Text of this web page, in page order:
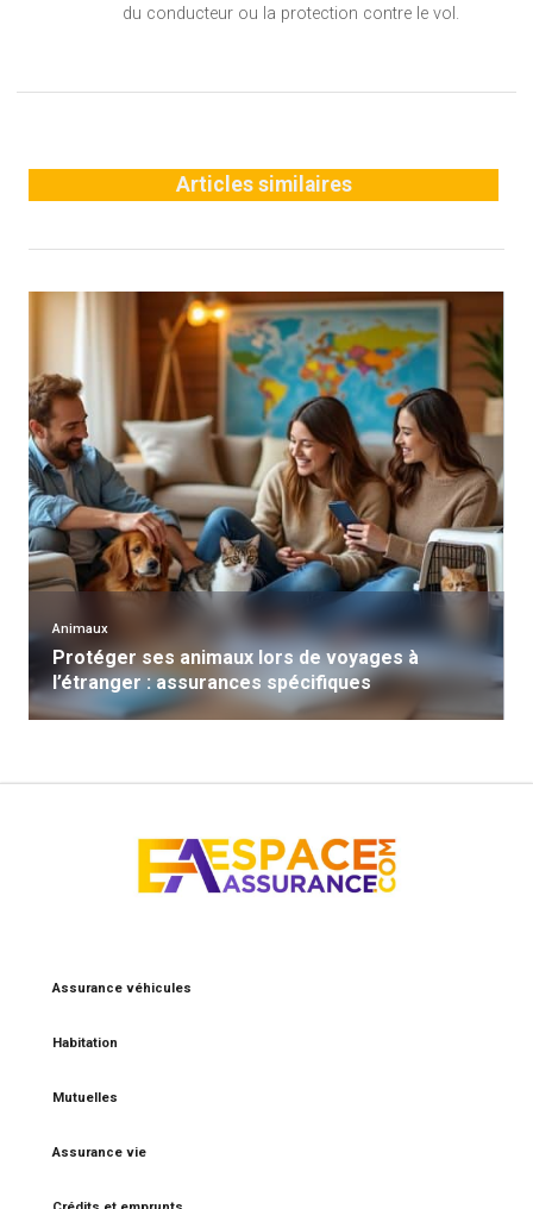
du conducteur ou la protection contre le vol.
Articles similaires
Animaux
Protéger ses animaux lors de voyages à
l’étranger : assurances spécifiques
Assurance véhicules
Habitation
Mutuelles
Assurance vie